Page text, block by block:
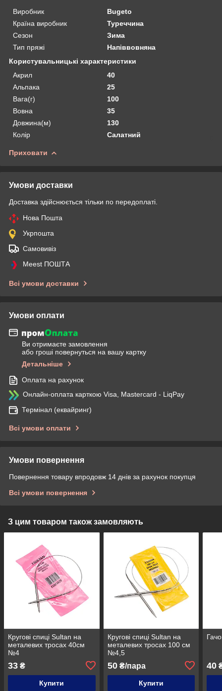
Виробник
Bugeto
Країна виробник
Туреччина
Сезон
Зима
Тип пряжі
Напіввовняна
Користувальницькі характеристики
Акрил
40
Альпака
25
Вага(г)
100
Вовна
35
Довжина(м)
130
Колір
Салатний
Приховати
Умови доставки
Доставка здійснюється тільки по передоплаті.
Нова Пошта
Укрпошта
Самовивіз
Meest ПОШТА
Всі умови доставки
Умови оплати
Ви отримаєте замовлення
або гроші повернуться на вашу картку
Детальніше
Оплата на рахунок
Онлайн-оплата карткою Visa, Mastercard - LiqPay
Термінал (еквайринг)
Всі умови оплати
Умови повернення
Повернення товару впродовж 14 днів за рахунок покупця
Всі умови повернення
З цим товаром також замовляють
Кругові спиці Sultan на
металевих тросах 40см
№4
33 ₴
Купити
Кругові спиці Sultan на
металевих тросах 100 см
№4,5
50₴/пара
Купити
40